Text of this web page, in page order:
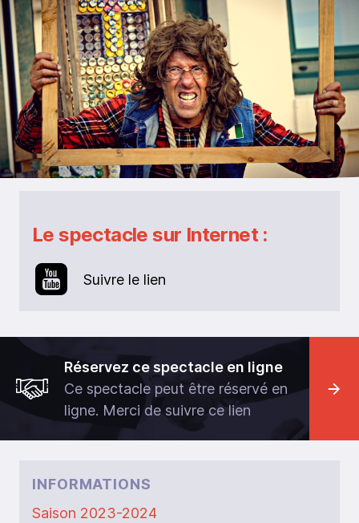
Le spectacle sur Internet :
Suivre le lien
Réservez ce spectacle en ligne
Ce spectacle peut être réservé en
ligne. Merci de suivre ce lien
INFORMATIONS
Saison 2023-2024